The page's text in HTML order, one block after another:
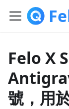
Felo X
號，用